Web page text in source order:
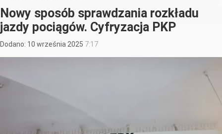
Nowy sposób sprawdzania rozkładu
jazdy pociągów. Cyfryzacja PKP
Dodano: 10 września 2025 7:17